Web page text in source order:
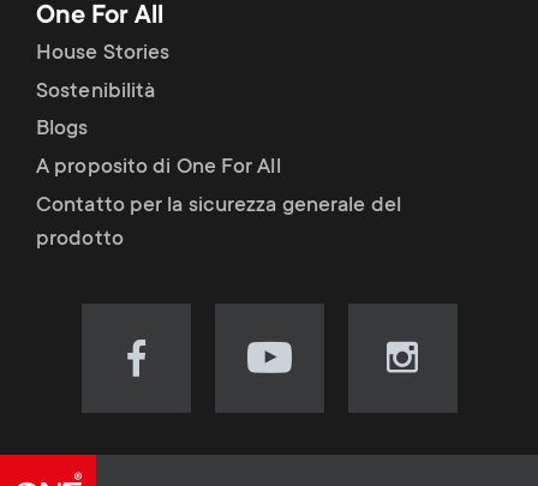
One For All
House Stories
Sostenibilità
Blogs
A proposito di One For All
Contatto per la sicurezza generale del
prodotto
Visit
Visit
Visit